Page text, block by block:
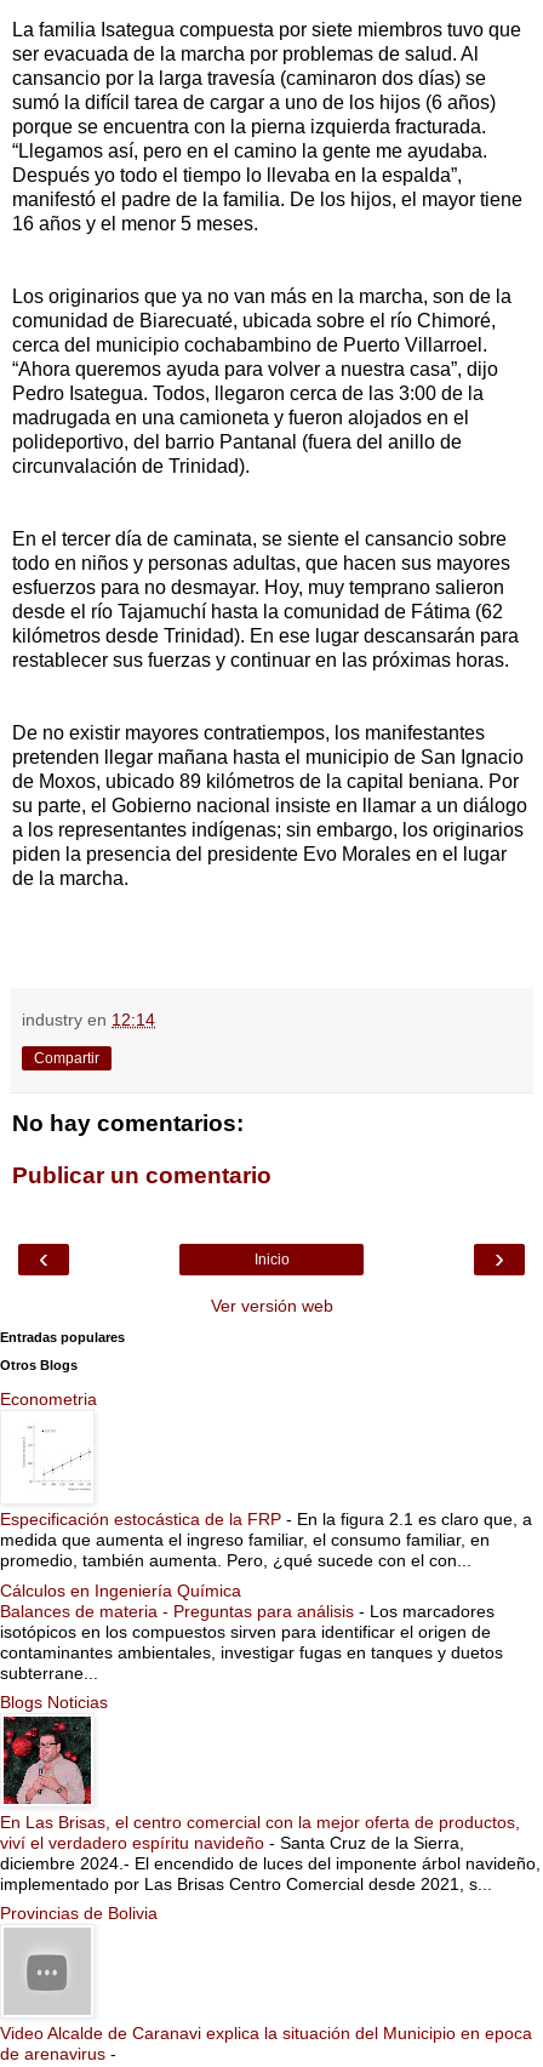
La familia Isategua compuesta por siete miembros tuvo que
ser evacuada de la marcha por problemas de salud. Al
cansancio por la larga travesía (caminaron dos días) se
sumó la difícil tarea de cargar a uno de los hijos (6 años)
porque se encuentra con la pierna izquierda fracturada.
“Llegamos así, pero en el camino la gente me ayudaba.
Después yo todo el tiempo lo llevaba en la espalda”,
manifestó el padre de la familia. De los hijos, el mayor tiene
16 años y el menor 5 meses.
Los originarios que ya no van más en la marcha, son de la
comunidad de Biarecuaté, ubicada sobre el río Chimoré,
cerca del municipio cochabambino de Puerto Villarroel.
“Ahora queremos ayuda para volver a nuestra casa”, dijo
Pedro Isategua. Todos, llegaron cerca de las 3:00 de la
madrugada en una camioneta y fueron alojados en el
polideportivo, del barrio Pantanal (fuera del anillo de
circunvalación de Trinidad).
En el tercer día de caminata, se siente el cansancio sobre
todo en niños y personas adultas, que hacen sus mayores
esfuerzos para no desmayar. Hoy, muy temprano salieron
desde el río Tajamuchí hasta la comunidad de Fátima (62
kilómetros desde Trinidad). En ese lugar descansarán para
restablecer sus fuerzas y continuar en las próximas horas.
De no existir mayores contratiempos, los manifestantes
pretenden llegar mañana hasta el municipio de San Ignacio
de Moxos, ubicado 89 kilómetros de la capital beniana. Por
su parte, el Gobierno nacional insiste en llamar a un diálogo
a los representantes indígenas; sin embargo, los originarios
piden la presencia del presidente Evo Morales en el lugar
de la marcha.
industry en 12:14
Compartir
No hay comentarios:
Publicar un comentario
‹ ›
Inicio
Ver versión web
Entradas populares
Otros Blogs
Econometria
Especificación estocástica de la FRP - En la figura 2.1 es claro que, a
medida que aumenta el ingreso familiar, el consumo familiar, en
promedio, también aumenta. Pero, ¿qué sucede con el con...
Cálculos en Ingeniería Química
Balances de materia - Preguntas para análisis - Los marcadores
isotópicos en los compuestos sirven para identificar el origen de
contaminantes ambientales, investigar fugas en tanques y duetos
subterrane...
Blogs Noticias
En Las Brisas, el centro comercial con la mejor oferta de productos,
viví el verdadero espíritu navideño - Santa Cruz de la Sierra,
diciembre 2024.- El encendido de luces del imponente árbol navideño,
implementado por Las Brisas Centro Comercial desde 2021, s...
Provincias de Bolivia
Video Alcalde de Caranavi explica la situación del Municipio en epoca
de arenavirus -